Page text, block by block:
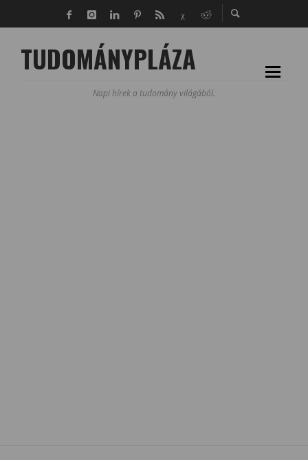
TUDOMÁNYPLÁZA
Napi hírek a tudomány világából.